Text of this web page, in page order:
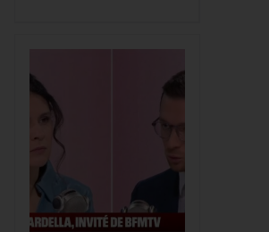
responsables
de leur
inaction
climatique